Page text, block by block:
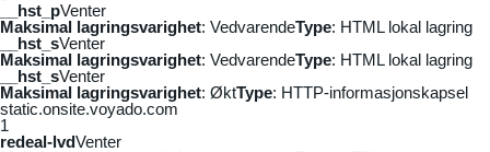
__hst_pVenter
Maksimal lagringsvarighet: VedvarendeType: HTML lokal lagring
__hst_sVenter
Maksimal lagringsvarighet: VedvarendeType: HTML lokal lagring
__hst_sVenter
Maksimal lagringsvarighet: ØktType: HTTP-informasjonskapsel
static.onsite.voyado.com
1
redeal-lvdVenter